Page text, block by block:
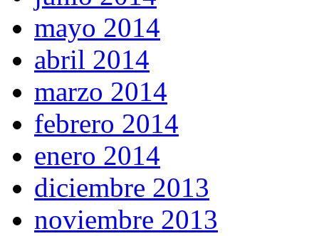
mayo 2014
abril 2014
marzo 2014
febrero 2014
enero 2014
diciembre 2013
noviembre 2013